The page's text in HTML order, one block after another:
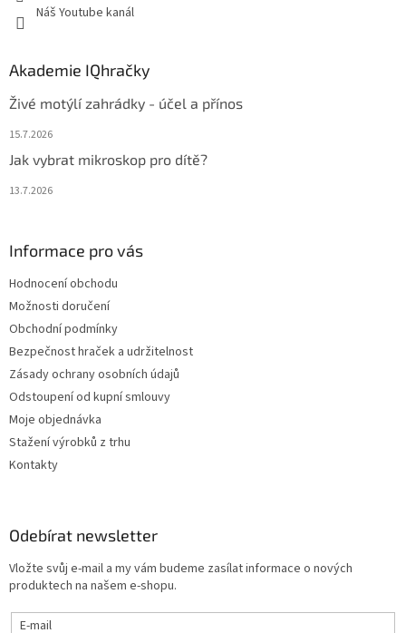
Náš Youtube kanál
Akademie IQhračky
Živé motýlí zahrádky - účel a přínos
15.7.2026
Jak vybrat mikroskop pro dítě?
13.7.2026
Informace pro vás
Hodnocení obchodu
Možnosti doručení
Obchodní podmínky
Bezpečnost hraček a udržitelnost
Zásady ochrany osobních údajů
Odstoupení od kupní smlouvy
Moje objednávka
Stažení výrobků z trhu
Kontakty
Odebírat newsletter
Vložte svůj e-mail a my vám budeme zasílat informace o nových
produktech na našem e-shopu.
E-mail